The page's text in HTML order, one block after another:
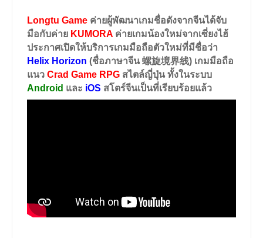
Longtu Game ค่ายผู้พัฒนาเกมชื่อดังจากจีนได้จับ
มือกับค่าย KUMORA ค่ายเกมน้องใหม่จากเซี่ยงไฮ้
ประกาศเปิดให้บริการเกมมือถือตัวใหม่ที่มีชื่อว่า
Helix Horizon (ชื่อภาษาจีน 螺旋境界线) เกมมือถือ
แนว Crad Game RPG สไตล์ญี่ปุ่น ทั้งในระบบ
Android และ iOS สโตร์จีนเป็นที่เรียบร้อยแล้ว